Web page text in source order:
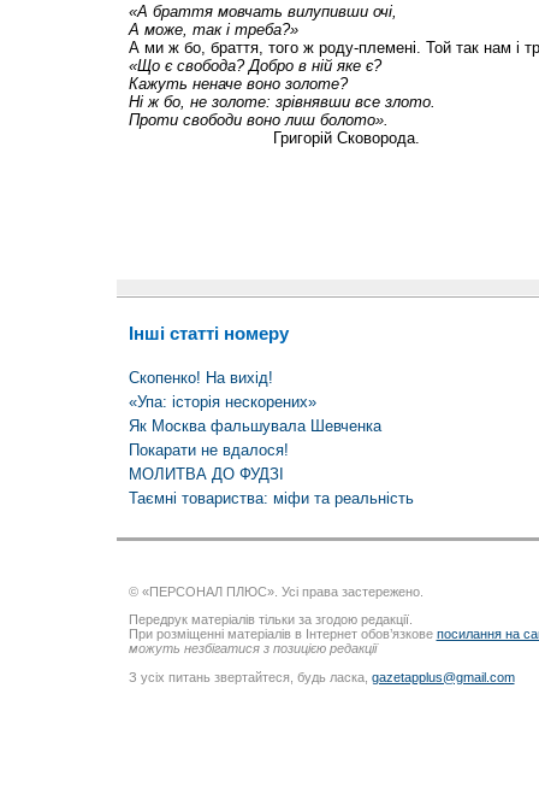
«А браття мовчать вилупивши очі,
А може, так і треба?»
А ми ж бо, браття, того ж роду-племені. Той так нам і
«Що є свобода? Добро в ній яке є?
Кажуть неначе воно золоте?
Ні ж бо, не золоте: зрівнявши все злото.
Проти свободи воно лиш болото».
Григорій Сковорода.
Інші статті номеру
Скопенко! На вихід!
«Упа: історія нескорених»
Як Москва фальшувала Шевченка
Покарати не вдалося!
МОЛИТВА ДО ФУДЗІ
Таємні товариства: міфи та реальність
© «ПЕРСОНАЛ ПЛЮС». Усі права застережено.
Передрук матеріалів тільки за згодою редакції.
При розміщенні матеріалів в Інтернет обов’язкове посилання на
можуть незбігатися з позицією редакції
З усіх питань звертайтеся, будь ласка, gazetapplus@gmail.com